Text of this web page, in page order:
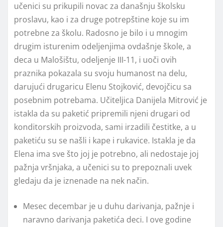
učenici su prikupili novac za današnju školsku
proslavu, kao i za druge potrepštine koje su im
potrebne za školu. Radosno je bilo i u mnogim
drugim isturenim odeljenjima ovdašnje škole, a
deca u Malošištu, odeljenje III-11, i uoči ovih
praznika pokazala su svoju humanost na delu,
darujući drugaricu Elenu Stojković, devojčicu sa
posebnim potrebama. Učiteljica Danijela Mitrović je
istakla da su paketić pripremili njeni drugari od
konditorskih proizvoda, sami irzadili čestitke, a u
paketiću su se našli i kape i rukavice. Istakla je da
Elena ima sve što joj je potrebno, ali nedostaje joj
pažnja vršnjaka, a učenici su to prepoznali uvek
gledaju da je iznenade na nek način.
Mesec decembar je u duhu darivanja, pažnje i
naravno darivanja paketića deci. I ove godine